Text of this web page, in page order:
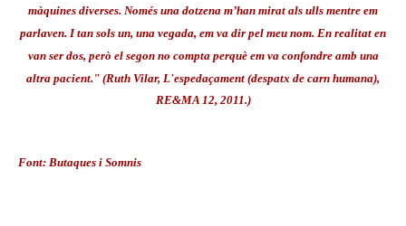
màquines diverses. Només una dotzena m’han mirat als ulls mentre em
parlaven. I tan sols un, una vegada, em va dir pel meu nom. En realitat en
van ser dos, però el segon no compta perquè em va confondre amb una
altra pacient." (Ruth Vilar, L'espedaçament (despatx de carn humana),
RE&MA 12, 2011.)
Font: Butaques i Somnis